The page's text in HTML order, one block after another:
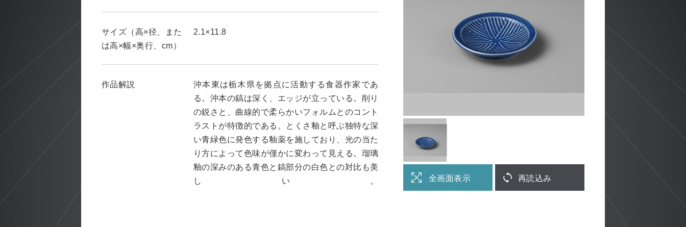
サイズ（高×径、また
は高×幅×奥行、cm）
2.1×11.8
作品解説
沖本東は栃木県を拠点に活動する食器作家であ
る。沖本の鎬は深く、エッジが立っている。削り
の鋭さと、曲線的で柔らかいフォルムとのコント
ラストが特徴的である。とくさ釉と呼ぶ独特な深
い青緑色に発色する釉薬を施しており、光の当た
り方によって色味が僅かに変わって見える。瑠璃
釉の深みのある青色と鎬部分の白色との対比も美
しい。
全画面表示 再読込み